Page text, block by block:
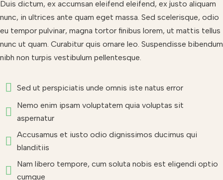
Duis dictum, ex accumsan eleifend eleifend, ex justo aliquam
nunc, in ultrices ante quam eget massa. Sed scelerisque, odio
eu tempor pulvinar, magna tortor finibus lorem, ut mattis tellus
nunc ut quam. Curabitur quis ornare leo. Suspendisse bibendum
nibh non turpis vestibulum pellentesque.
Sed ut perspiciatis unde omnis iste natus error
Nemo enim ipsam voluptatem quia voluptas sit
aspernatur
Accusamus et iusto odio dignissimos ducimus qui
blanditiis
Nam libero tempore, cum soluta nobis est eligendi optio
cumque